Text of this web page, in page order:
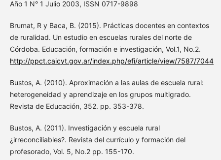
Año 1 N° 1 Julio 2003, ISSN 0717-9898
Brumat, R y Baca, B. (2015). Prácticas docentes en contextos
de ruralidad. Un estudio en escuelas rurales del norte de
Córdoba. Educación, formación e investigación, Vol.1, No.2.
http://ppct.caicyt.gov.ar/index.php/efi/article/view/7587/7044
Bustos, A. (2010). Aproximación a las aulas de escuela rural:
heterogeneidad y aprendizaje en los grupos multigrado.
Revista de Educación, 352. pp. 353-378.
Bustos, A. (2011). Investigación y escuela rural
¿irreconciliables?. Revista del currículo y formación del
profesorado, Vol. 5, No.2 pp. 155-170.